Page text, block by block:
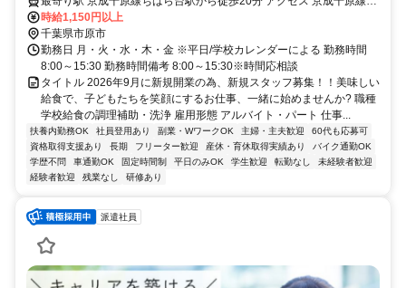
はら台駅から徒歩20分
時給1,150円以上
千葉県市原市
勤務日 月・火・水・木・金 ※平日/学校カレンダーによる 勤務時間
8:00～15:30 勤務時間備考 8:00～15:30※時間応相談
タイトル 2026年9月に新規開業の為、新規スタッフ募集！！美味しい
給食で、子どもたちを笑顔にするお仕事、一緒に始めませんか? 職種
学校給食の調理補助・洗浄 雇用形態 アルバイト・パート 仕事...
扶養内勤務OK 社員登用あり 副業・WワークOK 主婦・主夫歓迎
60代も応募可
資格取得支援あり
長期 フリーター歓迎 産休・育休取得実績あり
バイク通勤OK
学歴不問
車通勤OK 固定時間制 平日のみOK 学生歓迎 転勤なし
未経験者歓迎
経験者歓迎
残業なし 研修あり
派遣社員